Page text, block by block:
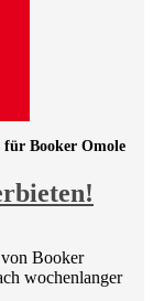
für Booker Omole
Booker
wochenlanger